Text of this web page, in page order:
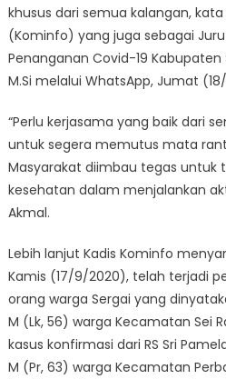
khusus dari semua kalangan,
(Kominfo) yang juga sebagai
Penanganan Covid-19 Kabupaten
M.Si melalui WhatsApp, Jumat
“Perlu kerjasama yang baik dari
untuk segera memutus mata
Masyarakat diimbau tegas untuk
kesehatan dalam menjalankan
Akmal.
Lebih lanjut Kadis Kominfo
Kamis (17/9/2020), telah terjadi
orang warga Sergai yang
M (Lk, 56) warga Kecamatan Sei
kasus konfirmasi dari RS Sri
M (Pr, 63) warga Kecamatan